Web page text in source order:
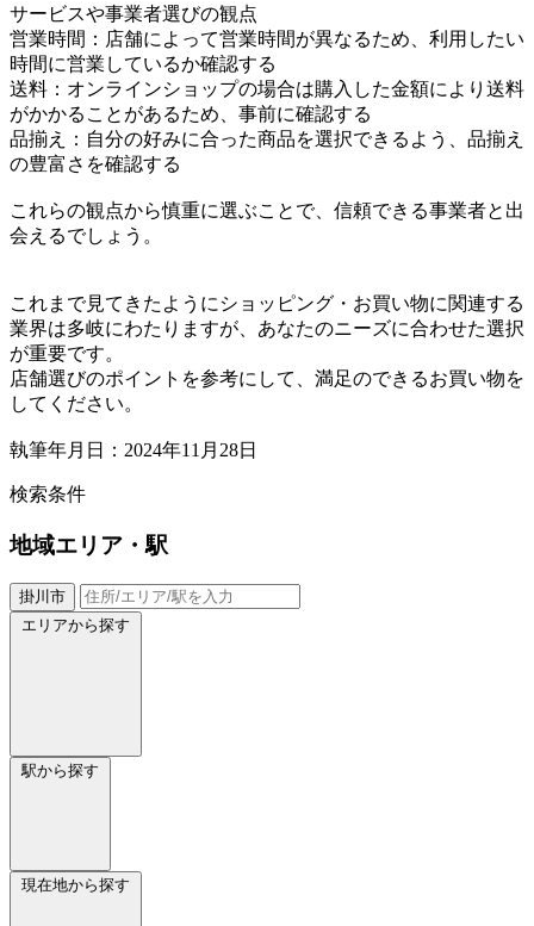
サービスや事業者選びの観点
営業時間：店舗によって営業時間が異なるため、利用したい
時間に営業しているか確認する
送料：オンラインショップの場合は購入した金額により送料
がかかることがあるため、事前に確認する
品揃え：自分の好みに合った商品を選択できるよう、品揃え
の豊富さを確認する
これらの観点から慎重に選ぶことで、信頼できる事業者と出
会えるでしょう。
これまで見てきたようにショッピング・お買い物に関連する
業界は多岐にわたりますが、あなたのニーズに合わせた選択
が重要です。
店舗選びのポイントを参考にして、満足のできるお買い物を
してください。
執筆年月日：2024年11月28日
検索条件
地域エリア・駅
掛川市
エリアから探す
駅から探す
現在地から探す